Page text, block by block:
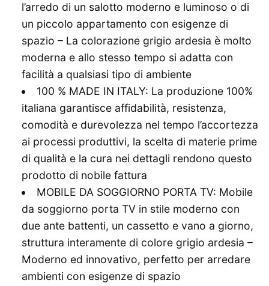
l’arredo di un salotto moderno e luminoso o di
un piccolo appartamento con esigenze di
spazio – La colorazione grigio ardesia è molto
moderna e allo stesso tempo si adatta con
facilità a qualsiasi tipo di ambiente
100 % MADE IN ITALY: La produzione 100%
italiana garantisce affidabilità, resistenza,
comodità e durevolezza nel tempo l’accortezza
ai processi produttivi, la scelta di materie prime
di qualità e la cura nei dettagli rendono questo
prodotto di nobile fattura
MOBILE DA SOGGIORNO PORTA TV: Mobile
da soggiorno porta TV in stile moderno con
due ante battenti, un cassetto e vano a giorno,
struttura interamente di colore grigio ardesia –
Moderno ed innovativo, perfetto per arredare
ambienti con esigenze di spazio